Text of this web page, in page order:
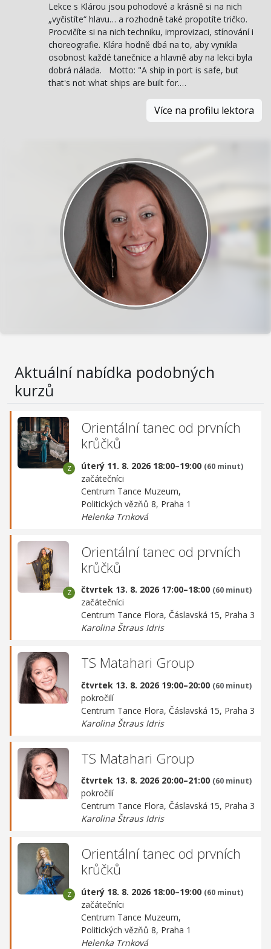
Lekce s Klárou jsou pohodové a krásně si na nich
„vyčistíte“ hlavu… a rozhodně také propotíte tričko.
Procvičíte si na nich techniku, improvizaci, stínování i
choreografie. Klára hodně dbá na to, aby vynikla
osobnost každé tanečnice a hlavně aby na lekci byla
dobrá nálada. Motto: "A ship in port is safe, but
that's not what ships are built for.…
Více na profilu lektora
Aktuální nabídka podobných
kurzů
Orientální tanec od prvních
krůčků
úterý 11. 8. 2026 18:00–19:00 (60 minut)
začátečníci
Centrum Tance Muzeum,
Politických vězňů 8, Praha 1
Helenka Trnková
Orientální tanec od prvních
krůčků
čtvrtek 13. 8. 2026 17:00–18:00 (60 minut)
začátečníci
Centrum Tance Flora, Čáslavská 15, Praha 3
Karolina Štraus Idris
TS Matahari Group
čtvrtek 13. 8. 2026 19:00–20:00 (60 minut)
pokročilí
Centrum Tance Flora, Čáslavská 15, Praha 3
Karolina Štraus Idris
TS Matahari Group
čtvrtek 13. 8. 2026 20:00–21:00 (60 minut)
pokročilí
Centrum Tance Flora, Čáslavská 15, Praha 3
Karolina Štraus Idris
Orientální tanec od prvních
krůčků
úterý 18. 8. 2026 18:00–19:00 (60 minut)
začátečníci
Centrum Tance Muzeum,
Politických vězňů 8, Praha 1
Helenka Trnková